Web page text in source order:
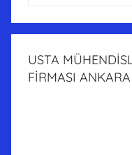
USTA
FİRMASI ANKARA